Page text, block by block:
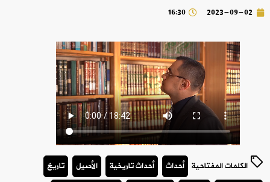
2023-09-02
16:30
الكلمات المفتاحية أحداث أحداث تاريخية الأصيل
تاريخ